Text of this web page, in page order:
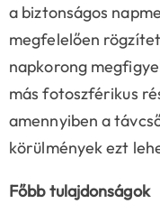
a biztonságos
megfelelően
napkorong
más fotoszférikus
amennyiben a
körülmények ezt
Főbb tulajdonságok